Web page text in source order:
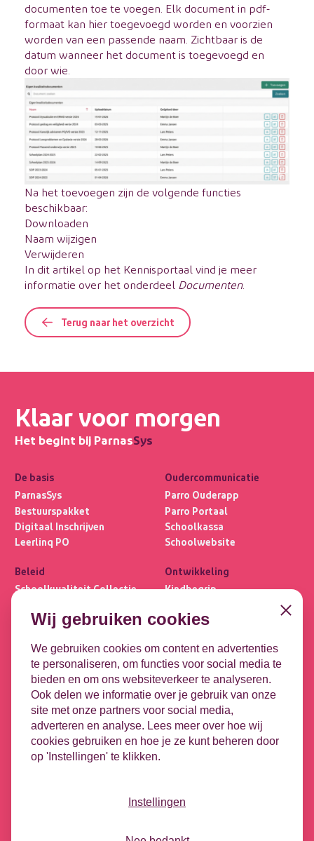
documenten toe te voegen. Elk document in pdf-
formaat kan hier toegevoegd worden en voorzien
worden van een passende naam. Zichtbaar is de
datum wanneer het document is toegevoegd en
door wie.
Na het toevoegen zijn de volgende functies
beschikbaar:
Downloaden
Naam wijzigen
Verwijderen
In ditartikel op het Kennisportaal vind je meer
informatie over het onderdeel Documenten.
Terug naar het overzicht
Klaar voor morgen
Het begint bij ParnasSys
De basis
ParnasSys
Bestuurspakket
Digitaal Inschrijven
Leerlinq PO
Beleid
Schoolkwaliteit Collectie
Privacybasis
Oudercommunicatie
Parro Ouderapp
Parro Portaal
Schoolkassa
Schoolwebsite
Ontwikkeling
Kindbegrip
OPP
Koppelingen
DULT
Google
Microsoft
HR-koppeling
Contact
Leeuwenbrug 1-51
7411 TE Deventer
Contact opnemen
Vacatures
Wij gebruiken cookies
We gebruiken cookies om content en advertenties
te personaliseren, om functies voor social media te
bieden en om ons websiteverkeer te analyseren.
Ook delen we informatie over je gebruik van onze
site met onze partners voor social media,
adverteren en analyse. Lees meer over hoe wij
cookies gebruiken en hoe je ze kunt beheren door
op 'Instellingen' te klikken.
Close
Instellingen